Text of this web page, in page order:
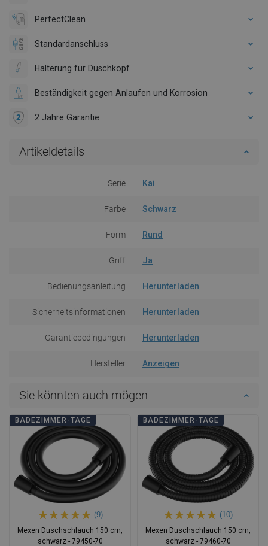
PerfectClean
Standardanschluss
Halterung für Duschkopf
Beständigkeit gegen Anlaufen und Korrosion
2 Jahre Garantie
Artikeldetails
Serie Kai
Farbe Schwarz
Form Rund
Griff Ja
Bedienungsanleitung Herunterladen
Sicherheitsinformationen Herunterladen
Garantiebedingungen Herunterladen
Hersteller Anzeigen
Sie könnten auch mögen
BADEZIMMER-TAGE
(9)
Mexen Duschschlauch 150 cm,
schwarz - 79450-70
BADEZIMMER-TAGE
(10)
Mexen Duschschlauch 150 cm,
schwarz - 79460-70